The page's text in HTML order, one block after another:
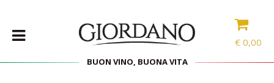
€ 0,00
BUON VINO, BUONA VITA